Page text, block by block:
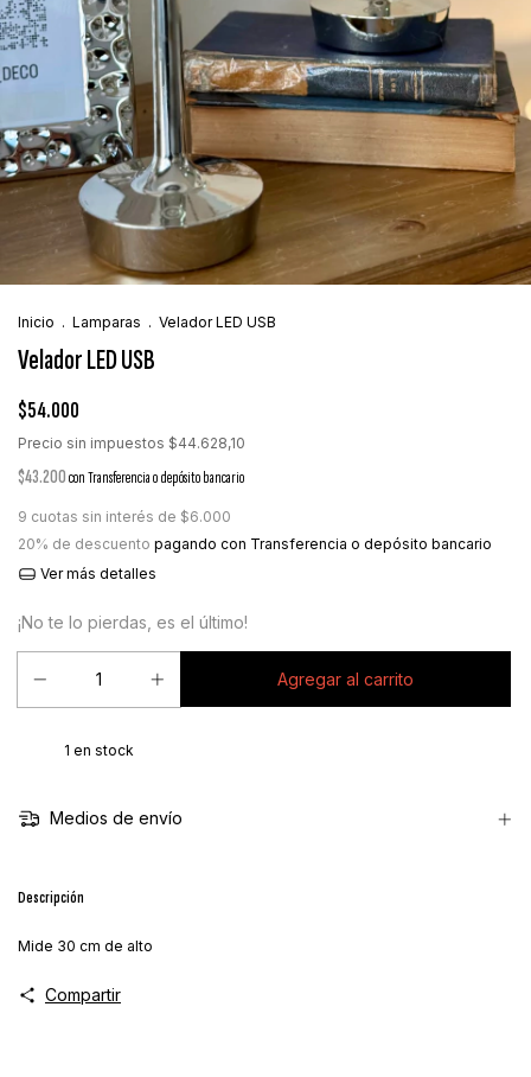
Inicio . Lamparas . Velador LED USB
Velador LED USB
$54.000
Precio sin impuestos $44.628,10
$43.200conTransferencia o depósito bancario
9 cuotas sin interés de $6.000
20% de descuento pagando con Transferencia o depósito bancario
Ver más detalles
¡No te lo pierdas, es el último!
1 en stock
Medios de envío
Descripción
Mide 30 cm de alto
Compartir